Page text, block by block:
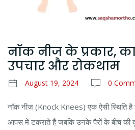
नॉक नीज के प्रकार,
उपचार और रोकथाम
August 19, 2024 0
नॉक नीज (Knock Knees) एक ऐसी स्थिति है
आपस में टकराते हैं जबकि उनके पैरों के बीच की